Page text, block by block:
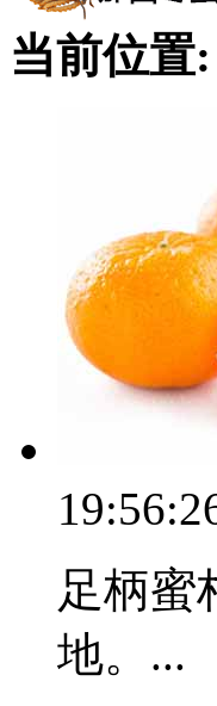
当前位置:
足柄蜜
地。...